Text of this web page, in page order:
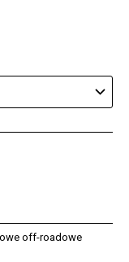
off-roadowe